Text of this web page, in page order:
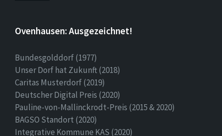
Ovenhausen: Ausgezeichnet!
Bundesgolddorf (1977)
Unser Dorf hat Zukunft (2018)
Caritas Musterdorf (2019)
Deutscher Digital Preis (2020)
Pauline-von-Mallinckrodt-Preis (2015 & 2020)
BAGSO Standort (2020)
Integrative Kommune KAS (2020)